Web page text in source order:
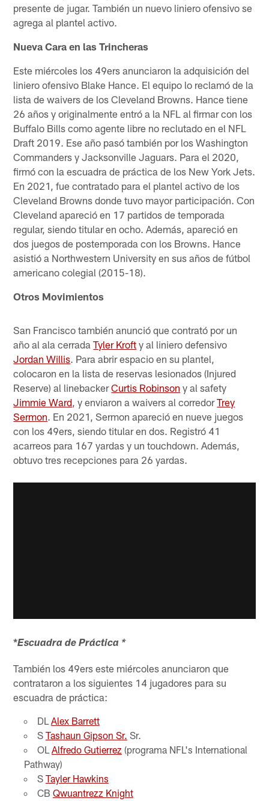
presente de jugar. También un nuevo liniero ofensivo se
agrega al plantel activo.
Nueva Cara en las Trincheras
Este miércoles los 49ers anunciaron la adquisición del
liniero ofensivo Blake Hance. El equipo lo reclamó de la
lista de waivers de los Cleveland Browns. Hance tiene
26 años y originalmente entró a la NFL al firmar con los
Buffalo Bills como agente libre no reclutado en el NFL
Draft 2019. Ese año pasó también por los Washington
Commanders y Jacksonville Jaguars. Para el 2020,
firmó con la escuadra de práctica de los New York Jets.
En 2021, fue contratado para el plantel activo de los
Cleveland Browns donde tuvo mayor participación. Con
Cleveland apareció en 17 partidos de temporada
regular, siendo titular en ocho. Además, apareció en
dos juegos de postemporada con los Browns. Hance
asistió a Northwestern University en sus años de fútbol
americano colegial (2015-18).
Otros Movimientos
San Francisco también anunció que contrató por un
año al ala cerradaTyler Kroft y al liniero defensivo
Jordan Willis. Para abrir espacio en su plantel,
colocaron en la lista de reservas lesionados (Injured
Reserve) al linebackerCurtis Robinson y al safety
Jimmie Ward , y enviaron a waivers al corredorTrey
Sermon. En 2021, Sermon apareció en nueve juegos
con los 49ers, siendo titular en dos. Registró 41
acarreos para 167 yardas y un touchdown. Además,
obtuvo tres recepciones para 26 yardas.
*Escuadra de Práctica *
También los 49ers este miércoles anunciaron que
contrataron a los siguientes 14 jugadores para su
escuadra de práctica:
DL Alex Barrett
S Tashaun Gipson Sr. Sr.
OL Alfredo Gutierrez (programa NFL's International
Pathway)
S Tayler Hawkins
CB Qwuantrezz Knight